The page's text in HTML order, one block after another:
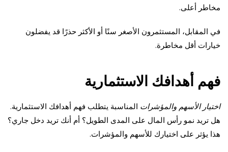
مخاطر أعلى.
في المقابل، المستثمرون الأصغر سنًا أو الأكثر حذرًا قد يفضلون
خيارات أقل مخاطرة.
فهم أهدافك الاستثمارية
اختيار الأسهم والمؤشرات المناسبة يتطلب فهم أهدافك الاستثمارية.
هل تريد نمو رأس المال على المدى الطويل؟ أم أنك تريد دخل جاري؟
هذا يؤثر على اختيارك للأسهم والمؤشرات.